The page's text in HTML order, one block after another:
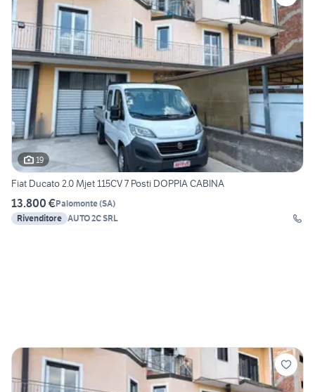
19
Fiat Ducato 2.0 Mjet 115CV 7 Posti DOPPIA CABINA
13.800 €Palomonte(SA)
Rivenditore AUTO 2C SRL